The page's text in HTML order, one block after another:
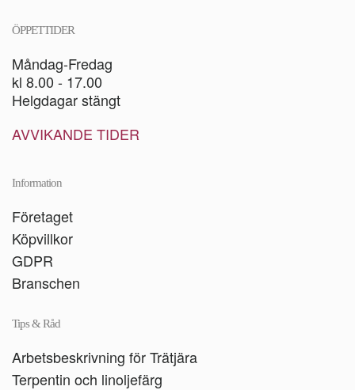
ÖPPETTIDER
Måndag-Fredag
kl 8.00 - 17.00
Helgdagar stängt
AVVIKANDE TIDER
Information
Företaget
Köpvillkor
GDPR
Branschen
Tips & Råd
Arbetsbeskrivning för Trätjära
Terpentin och linoljefärg